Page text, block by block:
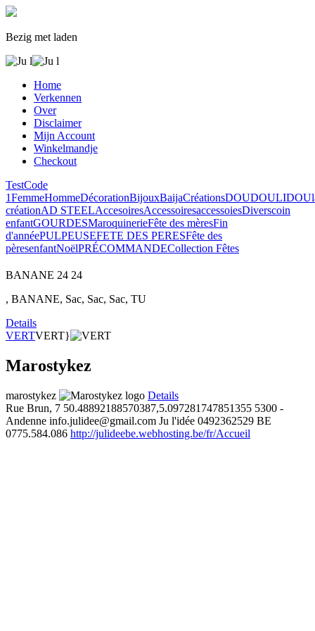
Bezig met laden
Home
Verkennen
Over
Disclaimer
Mijn Account
Winkelmandje
Checkout
TestCode
1FemmeHommeDécorationBijouxBaijaCréationsDOUDOULIDOU
créationAD STEELAccesoiresAccessoiresaccessoiesDiverscoin
enfantGOURDESMaroquinerieFête des mèresFin
d'annéePULPEUSEFETE DES PERESFête des
pèresenfantNoëlPRÉCOMMANDECollection Fêtes
BANANE 24 24
, BANANE, Sac, Sac, Sac, TU
Details
VERTVERT}
Marostykez
marostykez
Details
Rue Brun, 7 50.48892188570387,5.097281747851355 5300 -
Andenne info.julidee@gmail.com Ju l'idée 0492362529 BE
0775.584.086 http://julideebe.webhosting.be/fr/Accueil